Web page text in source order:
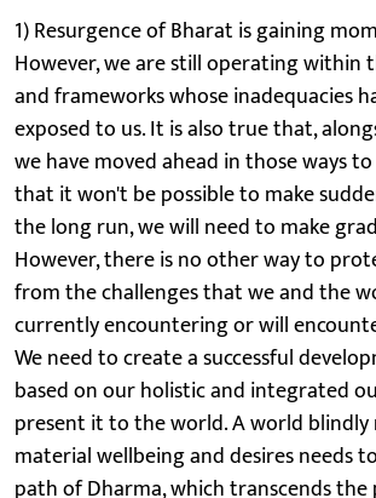
1) Resurgence of Bharat is gaining
However, we are still operating within
and frameworks whose inadequacies
exposed to us. It is also true that,
we have moved ahead in those ways
that it won't be possible to make
the long run, we will need to make
However, there is no other way to
from the challenges that we and the
currently encountering or will
We need to create a successful
based on our holistic and integrated
present it to the world. A world
material wellbeing and desires needs
path of Dharma, which transcends